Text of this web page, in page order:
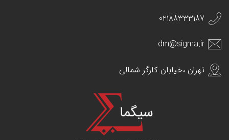
02188333187
dm@sigma.ir
تهران ،خیابان کارگر شمالی